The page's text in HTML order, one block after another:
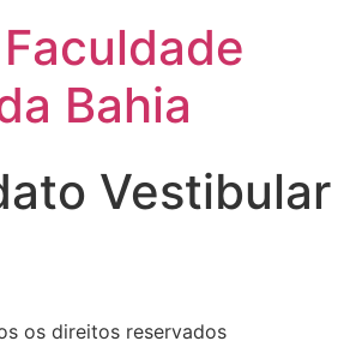
Bahia
Vestibular
os direitos reservados